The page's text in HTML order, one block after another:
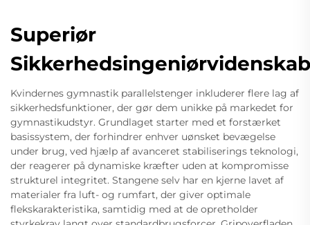
Superiør
Sikkerhedsingeniørvidenskab
Kvindernes gymnastik parallelstenger inkluderer flere lag af
sikkerhedsfunktioner, der gør dem unikke på markedet for
gymnastikudstyr. Grundlaget starter med et forstærket
basissystem, der forhindrer enhver uønsket bevægelse
under brug, ved hjælp af avanceret stabiliserings teknologi,
der reagerer på dynamiske kræfter uden at kompromisse
strukturel integritet. Stangene selv har en kjerne lavet af
materialer fra luft- og rumfart, der giver optimale
flekskarakteristika, samtidig med at de opretholder